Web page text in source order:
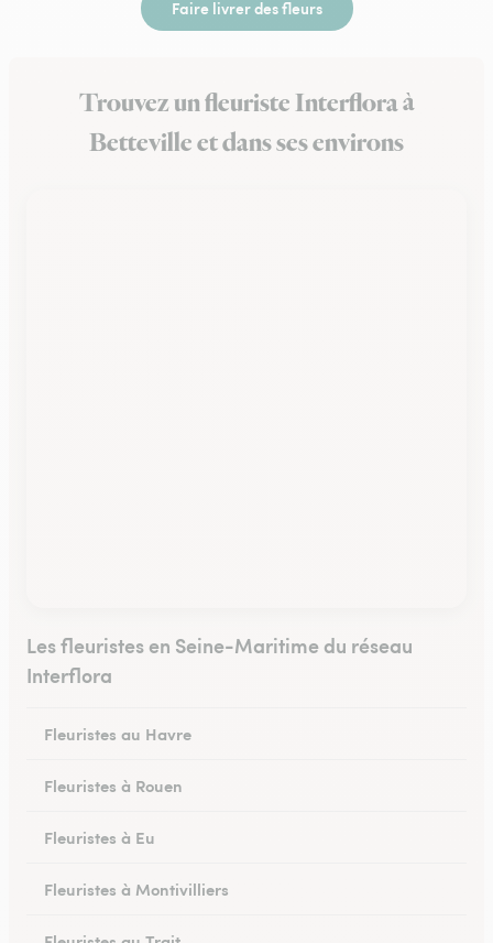
Faire livrer des fleurs
Trouvez un fleuriste Interflora à
Betteville et dans ses environs
Les fleuristes en Seine-Maritime du réseau
Interflora
Fleuristes au Havre
Fleuristes à Rouen
Fleuristes à Eu
Fleuristes à Montivilliers